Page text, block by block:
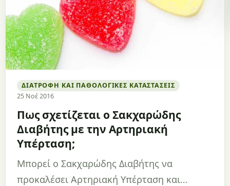
ΔΙΑΤΡΟΦΉ ΚΑΙ ΠΑΘΟΛΟΓΙΚΈΣ ΚΑΤΑΣΤΆΣΕΙΣ
25 Νοέ 2016
Πως σχετίζεται ο Σακχαρώδης
Διαβήτης με την Αρτηριακή
Υπέρταση;
Μπορεί ο Σακχαρώδης Διαβήτης να
προκαλέσει Αρτηριακή Υπέρταση και